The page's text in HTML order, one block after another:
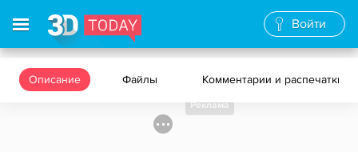
Войти
Описание Файлы Комментарии и распечатки
Реклама